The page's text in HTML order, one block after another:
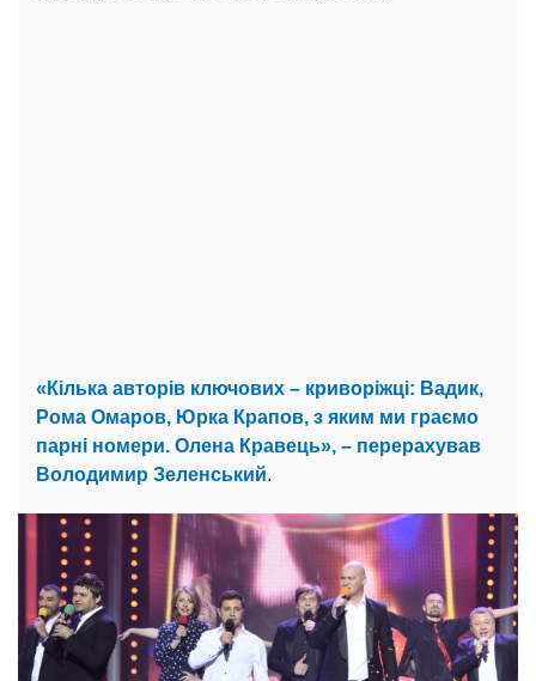
«Кілька авторів ключових – криворіжці: Вадик,
Рома Омаров, Юрка Крапов, з яким ми граємо
парні номери. Олена Кравець», – перерахував
Володимир Зеленський.